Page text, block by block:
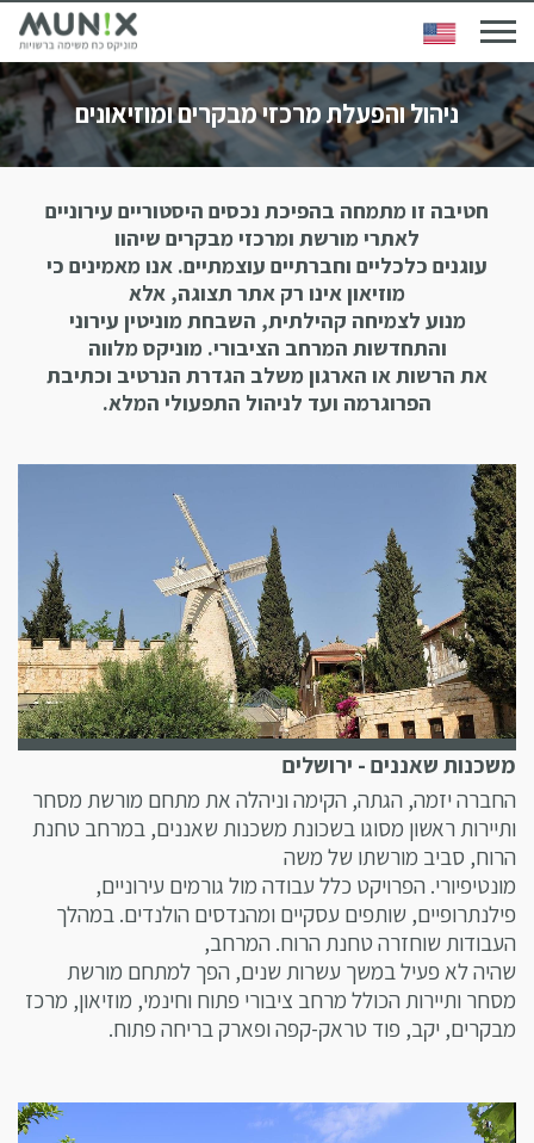
ניהול והפעלת מרכזי מבקרים ומוזיאונים
חטיבה זו מתמחה בהפיכת נכסים היסטוריים עירוניים
לאתרי מורשת ומרכזי מבקרים שיהוו
עוגנים כלכליים וחברתיים עוצמתיים. אנו מאמינים כי
מוזיאון אינו רק אתר תצוגה, אלא
מנוע לצמיחה קהילתית, השבחת מוניטין עירוני
והתחדשות המרחב הציבורי. מוניקס מלווה
את הרשות או הארגון משלב הגדרת הנרטיב וכתיבת
הפרוגרמה ועד לניהול התפעולי המלא.
משכנות שאננים - ירושלים
החברה יזמה, הגתה, הקימה וניהלה את מתחם מורשת מסחר
ותיירות ראשון מסוגו בשכונת משכנות שאננים, במרחב טחנת
הרוח, סביב מורשתו של משה
מונטיפיורי. הפרויקט כלל עבודה מול גורמים עירוניים,
פילנתרופיים, שותפים עסקיים ומהנדסים הולנדים. במהלך
העבודות שוחזרה טחנת הרוח. המרחב,
שהיה לא פעיל במשך עשרות שנים, הפך למתחם מורשת
מסחר ותיירות הכולל מרחב ציבורי פתוח וחינמי, מוזיאון, מרכז
מבקרים, יקב, פוד טראק-קפה ופארק בריחה פתוח.